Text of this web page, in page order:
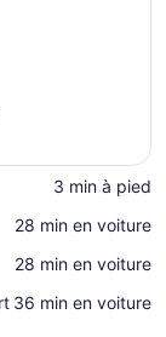
‪3 min à pied‬
‪28 min en voiture‬
‪28 min en voiture‬
‪36 min en voiture‬